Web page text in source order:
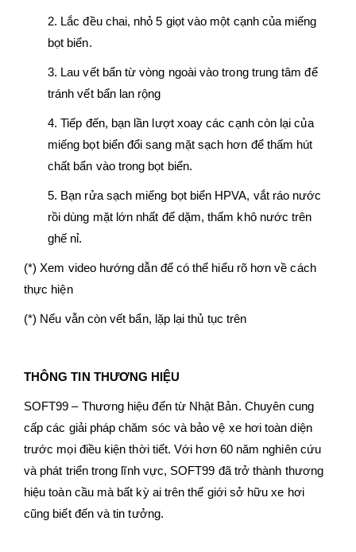
2. Lắc đều chai, nhỏ 5 giọt vào một cạnh của miếng
bọt biển.
3. Lau vết bẩn từ vòng ngoài vào trong trung tâm để
tránh vết bẩn lan rộng
4. Tiếp đến, bạn lần lượt xoay các cạnh còn lại của
miếng bọt biển đổi sang mặt sạch hơn để thấm hút
chất bẩn vào trong bọt biển.
5. Bạn rửa sạch miếng bọt biển HPVA, vắt ráo nước
rồi dùng mặt lớn nhất để dặm, thấm khô nước trên
ghế nỉ.
(*) Xem video hướng dẫn để có thể hiểu rõ hơn về cách
thực hiện
(*) Nếu vẫn còn vết bẩn, lặp lại thủ tục trên
THÔNG TIN THƯƠNG HIỆU
SOFT99 – Thương hiệu đến từ Nhật Bản. Chuyên cung
cấp các giải pháp chăm sóc và bảo vệ xe hơi toàn diện
trước mọi điều kiện thời tiết. Với hơn 60 năm nghiên cứu
và phát triển trong lĩnh vực, SOFT99 đã trở thành thương
hiệu toàn cầu mà bất kỳ ai trên thế giới sở hữu xe hơi
cũng biết đến và tin tưởng.